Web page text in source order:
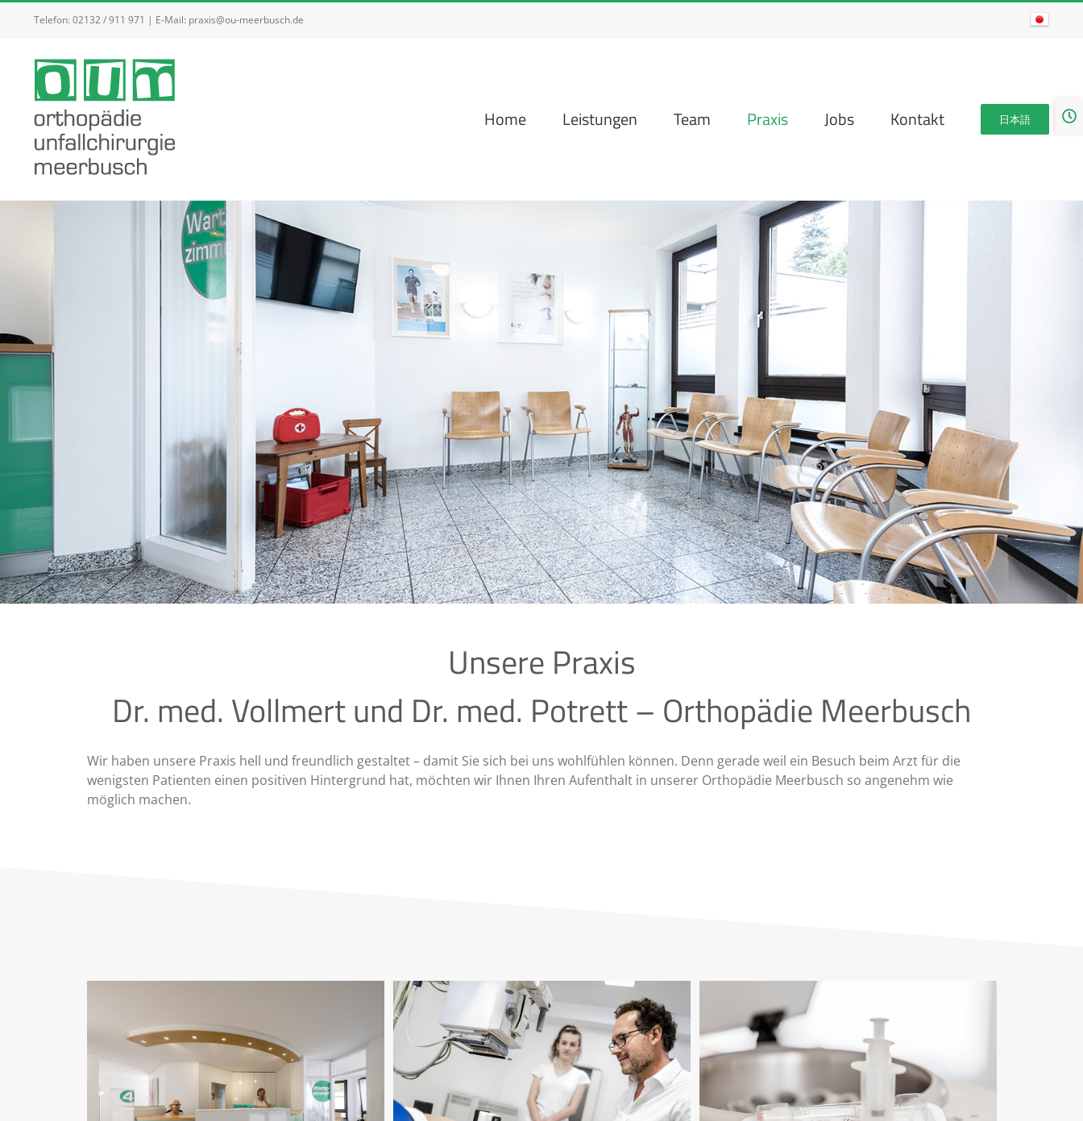
Telefon: 02132 / 911 971 | E-Mail: praxis@ou-meerbusch.de
Home Leistungen Team Praxis Jobs Kontakt 日本語
Unsere Praxis
Dr. med. Vollmert und Dr. med. Potrett – Orthopädie Meerbusch
Wir haben unsere Praxis hell und freundlich gestaltet – damit Sie sich bei uns wohlfühlen können. Denn gerade weil ein Besuch beim Arzt für die
wenigsten Patienten einen positiven Hintergrund hat, möchten wir Ihnen Ihren Aufenthalt in unserer Orthopädie Meerbusch so angenehm wie
möglich machen.